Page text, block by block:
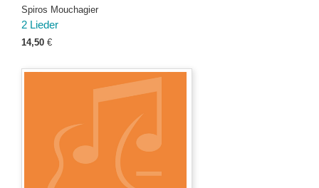
Spiros Mouchagier
2 Lieder
14,50 €